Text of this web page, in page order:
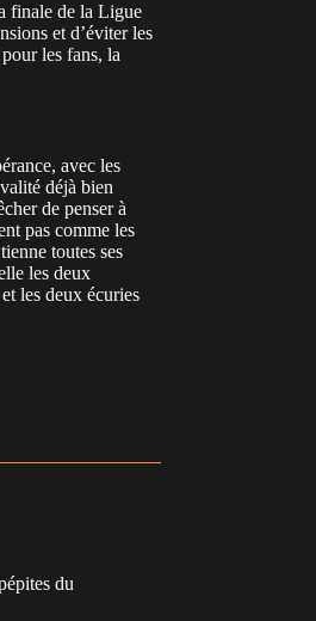
finale de la Ligue
et d’éviter les
les fans, la
avec les
déjà bien
de penser à
pas comme les
tienne toutes ses
les deux
les deux écuries
du